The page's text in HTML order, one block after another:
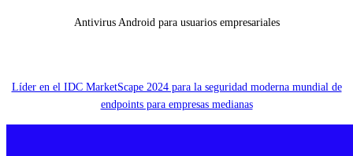
Antivirus Android para usuarios empresariales
Líder en el IDC MarketScape 2024 para la seguridad moderna mundial de
endpoints para empresas medianas